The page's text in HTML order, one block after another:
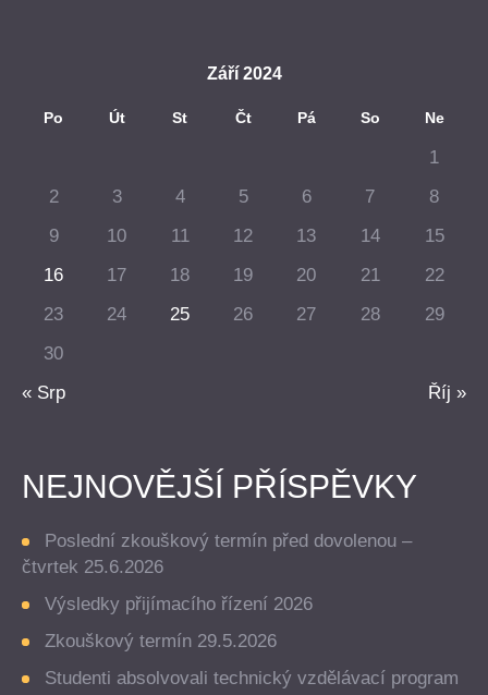
Září 2024
Po Út St Čt Pá So Ne
« Srp Říj »
1
2
3 4 5 6 7
8
9
10 11 12 13 14
15
16
17 18 19 20 21
22
23
24 25 26 27 28
29
30
NEJNOVĚJŠÍ PŘÍSPĚVKY
Poslední zkouškový termín před dovolenou –
čtvrtek 25.6.2026
Výsledky přijímacího řízení 2026
Zkouškový termín 29.5.2026
Studenti absolvovali technický vzdělávací program